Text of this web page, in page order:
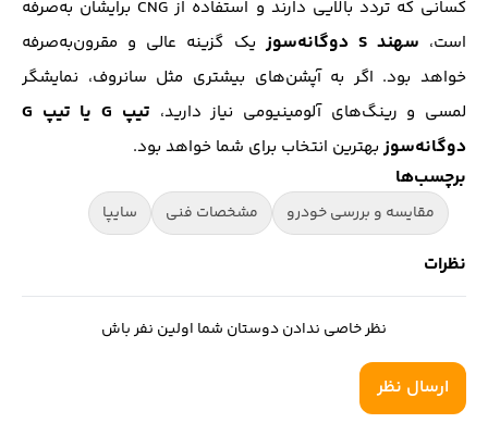
کسانی که تردد بالایی دارند و استفاده از CNG برایشان به‌صرفه
است، سهند S دوگانه‌سوز
یک گزینه عالی و مقرون‌به‌صرفه
خواهد بود. اگر به آپشن‌های بیشتری مثل سانروف، نمایشگر
لمسی و رینگ‌های آلومینیومی نیاز دارید،
تیپ G یا تیپ G
دوگانه‌سوز بهترین انتخاب برای شما خواهد بود.
برچسب‌ها
مقایسه و بررسی خودرو مشخصات فنی سایپا
نظرات
نظر خاصی ندادن دوستان شما اولین نفر باش
ارسال نظر